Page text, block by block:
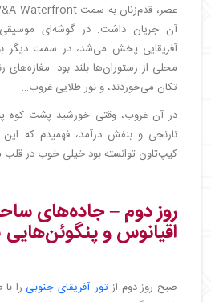
آن جریان داشت. در گوشه‌ای موسیقی
آفریقایی پخش می‌شد، در سمت دیگر
محلی از رستوران‌ها بلند بود. مغازه‌های
تکان می‌خوردند، و نور طلایی غروب…
در آن غروب، وقتی خورشید پشت کوه
نارنجی و بنفش درآمد، فهمیدم که
کیپ‌تاون توانسته بود خیلی خوب در قلب
روز دوم – جاده‌های
اقیانوس و پنگوئن‌هایی
صبح روز دوم ازتور آفریقای جنوبی را